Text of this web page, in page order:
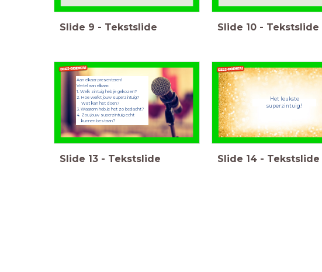
Slide 9 - Tekstslide Slide 10 - Tekstslide
Aan elkaar presenteren!
Vertel aan elkaar:
1. Welk zintuig heb je gekozen?
2. Hoe werkt jouw superzintuig?
Wat kan het doen?
3. Waarom heb je het zo bedacht?
4. Zou jouw superzintuig echt
kunnen bestaan?
Slide 13 - Tekstslide
Het leukste
superzintuig!
Slide 14 - Tekstslide